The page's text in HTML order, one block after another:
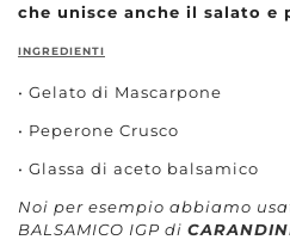
che unisce anche il salato e
INGREDIENTI
• Gelato di Mascarpone
• Peperone Crusco
• Glassa di aceto balsamico
Noi per esempio abbiamo
BALSAMICO IGP di